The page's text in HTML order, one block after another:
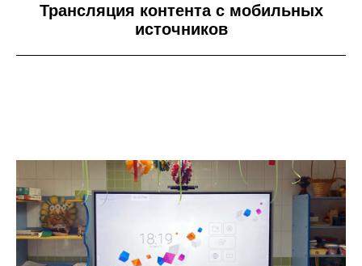
Трансляция контента с мобильных
источников